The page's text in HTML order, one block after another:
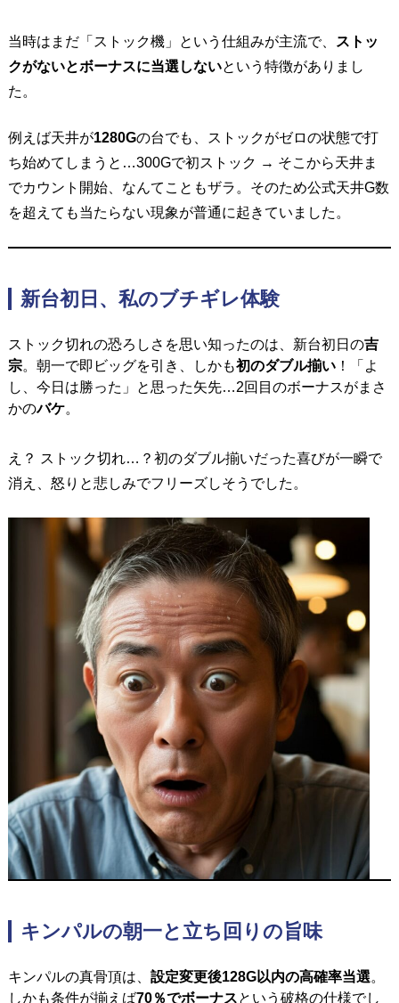
当時はまだ「ストック機」という仕組みが主流で、
ストッ
クがないとボーナスに当選しないという特徴がありまし
た。
例えば天井が1280Gの台でも、ストックがゼロの状態で打
ち始めてしまうと…300Gで初ストック → そこから天井ま
でカウント開始、なんてこともザラ。 そのため公式天井G数
を超えても当たらない現象が普通に起きていました。
新台初日、私のブチギレ体験
ストック切れの恐ろしさを思い知ったのは、新台初日の吉
宗。 朝一で即ビッグを引き、しかも初のダブル揃い！
「よ
し、今日は勝った」と思った矢先…2回目のボーナスがまさ
かのバケ。
え？ ストック切れ…？ 初のダブル揃いだった喜びが一瞬で
消え、怒りと悲しみでフリーズしそうでした。
キンパルの朝一と立ち回りの旨味
キンパルの真骨頂は、 設定変更後128G以内の高確率当選。
しかも条件が揃えば70％でボーナスという破格の仕様でし